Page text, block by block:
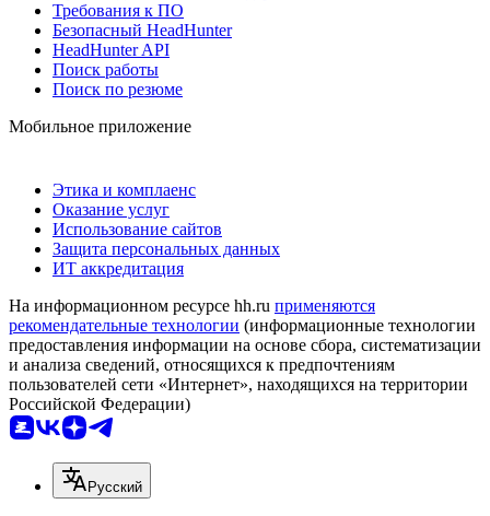
Требования к ПО
Безопасный HeadHunter
HeadHunter API
Поиск работы
Поиск по резюме
Мобильное приложение
Этика и комплаенс
Оказание услуг
Использование сайтов
Защита персональных данных
ИТ аккредитация
На информационном ресурсе hh.ru применяются
рекомендательные технологии (информационные технологии
предоставления информации на основе сбора, систематизации
и анализа сведений, относящихся к предпочтениям
пользователей сети «Интернет», находящихся на территории
Российской Федерации)
Русский